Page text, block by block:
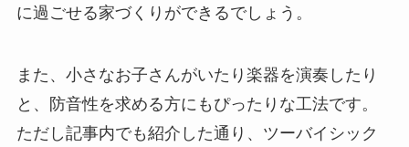
に過ごせる家づくりができるでしょう。
また、小さなお子さんがいたり楽器を演奏したり
と、防音性を求める方にもぴったりな工法です。
ただし記事内でも紹介した通り、ツーバイシック